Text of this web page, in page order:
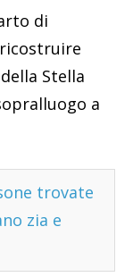
di
Stella
a
trovate
zia e